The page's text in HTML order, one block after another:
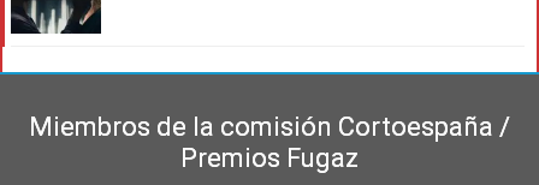
Miembros de la comisión Cortoespaña /
Premios Fugaz